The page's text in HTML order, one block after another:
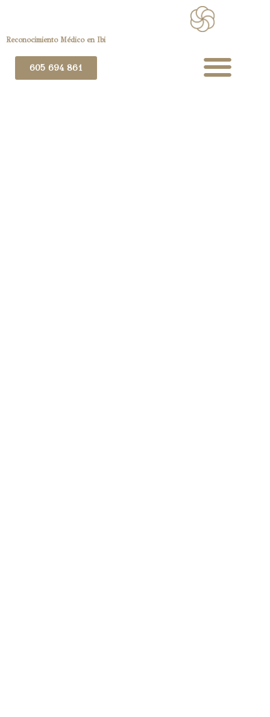
Reconocimiento Médico en Ibi
605 694 861